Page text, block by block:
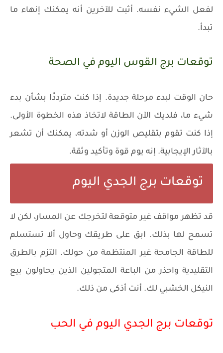
لفعل الشيء نفسه. أثبت للآخرين أنه يمكنك إنهاء ما
تبدأ.
توقعات برج القوس اليوم في الصحة
حان الوقت لبدء مرحلة جديدة. إذا كنت مترددًا بشأن بدء
شيء ما، فلديك الآن الطاقة لاتخاذ هذه الخطوة الأولى.
إذا كنت تقوم بتقليص الوزن أو شدته، يمكنك أن تشعر
بالآثار الإيجابية. إنه يوم قوة وتأكيد وثقة.
توقعات برج الجدي اليوم
قد تظهر مواقف غير متوقعة لتخرجك عن المسار، لكن لا
تسمح لها بذلك. ابق على طريقك وحاول ألا تستسلم
للطاقة الجامحة غير المنتظمة من حولك. التزم بالطرق
التقليدية واحذر من الباعة المتجولين الذين يحاولون بيع
النيكل الخشبي لك. أنت أذكى من ذلك.
توقعات برج الجدي اليوم في الحب